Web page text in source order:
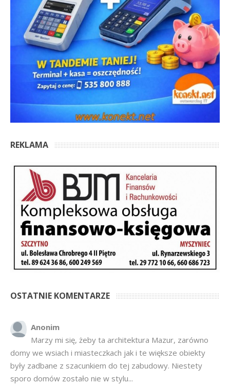
REKLAMA
OSTATNIE KOMENTARZE
Anonim
Marzy mi się, żeby ta architektura Mazur, zarówno
domy we wsiach i miasteczkach jak i te większe obiekty
były zadbane z szacunkiem do tej zabudowy. Niestety
sporo domów zostało nie w stylu...